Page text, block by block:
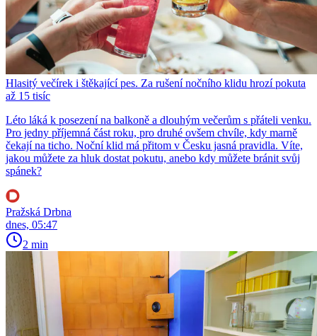
Hlasitý večírek i štěkající pes. Za rušení nočního klidu hrozí pokuta
až 15 tisíc
Léto láká k posezení na balkoně a dlouhým večerům s přáteli venku.
Pro jedny příjemná část roku, pro druhé ovšem chvíle, kdy marně
čekají na ticho. Noční klid má přitom v Česku jasná pravidla. Víte,
jakou můžete za hluk dostat pokutu, anebo kdy můžete bránit svůj
spánek?
Pražská Drbna
dnes, 05:47
2 min